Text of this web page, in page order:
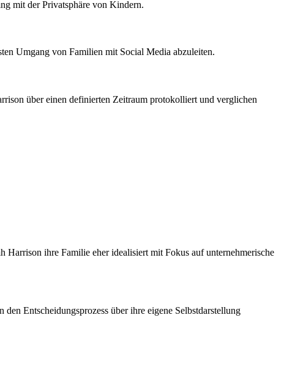
mit der Privatsphäre von Kindern.
Umgang von Familien mit Social Media abzuleiten.
über einen definierten Zeitraum protokolliert und verglichen
Harrison ihre Familie eher idealisiert mit Fokus auf unternehmerische
Entscheidungsprozess über ihre eigene Selbstdarstellung